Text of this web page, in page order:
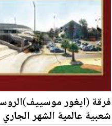
فرقة (ايغور
شعبية عالمية الشهر الجاري